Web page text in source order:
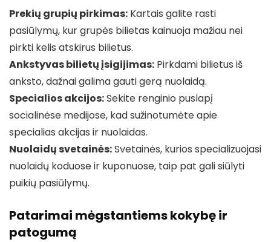
Prekių grupių pirkimas: Kartais galite rasti
pasiūlymų, kur grupės bilietas kainuoja mažiau nei
pirkti kelis atskirus bilietus.
Ankstyvas bilietų įsigijimas: Pirkdami bilietus iš
anksto, dažnai galima gauti gerą nuolaidą.
Specialios akcijos:Sekite renginio puslapį
socialinėse medijose, kad sužinotumėte apie
specialias akcijas ir nuolaidas.
Nuolaidų svetainės:Svetainės, kurios specializuojasi
nuolaidų koduose ir kuponuose, taip pat gali siūlyti
puikių pasiūlymų.
Patarimai mėgstantiems kokybę ir
patogumą